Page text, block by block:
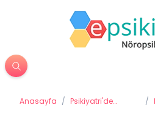
Anasayfa / Psikiyatri'de
/